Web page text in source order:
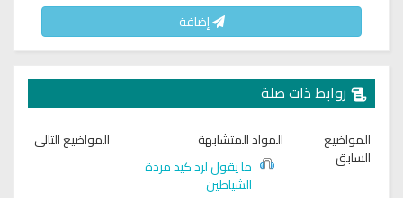
إضافة
روابط ذات صلة
المواضيع
السابق
المواد المتشابهة
ما يقول لرد كيد مردة
الشياطين
المواضيع التالي